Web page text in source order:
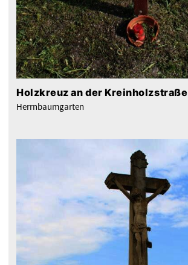
Holzkreuz an der Kreinholzstraße
Herrnbaumgarten